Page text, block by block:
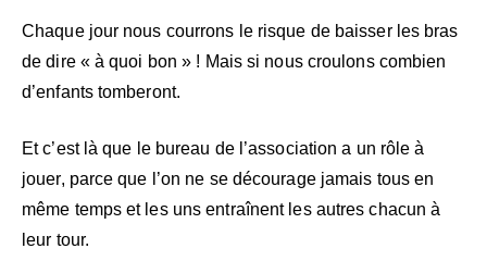
Chaque jour nous courrons le risque de baisser les bras
de dire « à quoi bon » ! Mais si nous croulons combien
d’enfants tomberont.
Et c’est là que le bureau de l’association a un rôle à
jouer, parce que l’on ne se décourage jamais tous en
même temps et les uns entraînent les autres chacun à
leur tour.